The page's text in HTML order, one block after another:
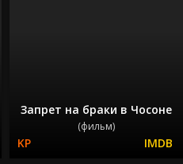
Запрет на браки в Чосоне
(фильм)